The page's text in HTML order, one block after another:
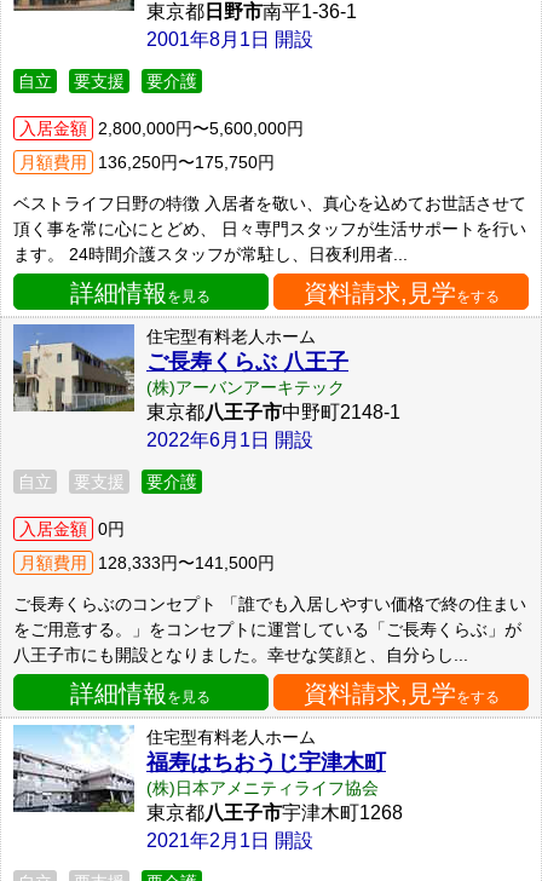
東京都 日野市南平1-36-1
2001年8月1日 開設
自立 要支援 要介護
入居金額
2,800,000円〜5,600,000円
月額費用
136,250円〜175,750円
ベストライフ日野の特徴 入居者を敬い、真心を込めてお世話させて
頂く事を常に心にとどめ、 日々専門スタッフが生活サポートを行い
ます。 24時間介護スタッフが常駐し、日夜利用者...
詳細情報 を見る 資料請求,見学をする
住宅型有料老人ホーム
ご長寿くらぶ 八王子
(株)アーバンアーキテック
東京都八王子市中野町2148-1
2022年6月1日 開設
自立 要支援 要介護
入居金額 0円
月額費用
128,333円〜141,500円
ご長寿くらぶのコンセプト 「誰でも入居しやすい価格で終の住まい
をご用意する。」をコンセプトに運営している「ご長寿くらぶ」が
八王子市にも開設となりました。幸せな笑顔と、自分らし...
詳細情報 を見る 資料請求,見学をする
住宅型有料老人ホーム
福寿はちおうじ宇津木町
(株)日本アメニティライフ協会
東京都八王子市宇津木町1268
2021年2月1日 開設